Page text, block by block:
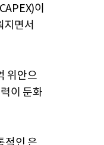
이
지면서
위안으
이 둔화